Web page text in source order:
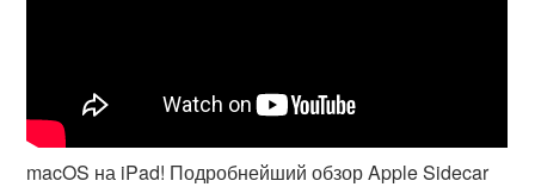
macOS на iPad! Подробнейший обзор Apple Sidecar